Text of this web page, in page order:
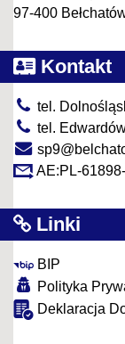
97-400
Kontakt
tel.
tel.
AE:PL-
Linki
BIP
Polityka
Deklaracja